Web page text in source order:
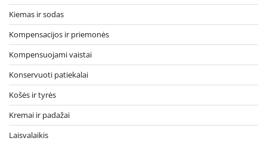
Kiemas ir sodas
Kompensacijos ir priemonės
Kompensuojami vaistai
Konservuoti patiekalai
Košės ir tyrės
Kremai ir padažai
Laisvalaikis